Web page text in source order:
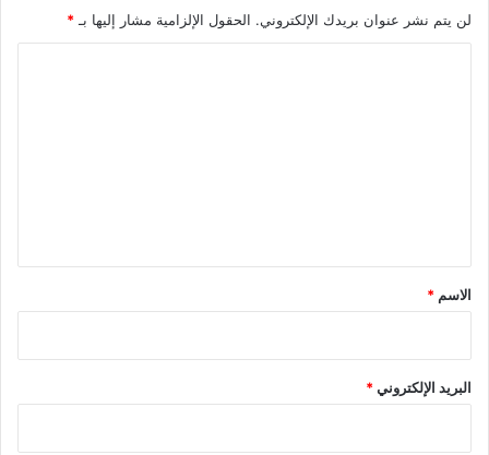
لن يتم نشر عنوان بريدك الإلكتروني. الحقول الإلزامية مشار إليها بـ *
*
الاسم *
البريد الإلكتروني*